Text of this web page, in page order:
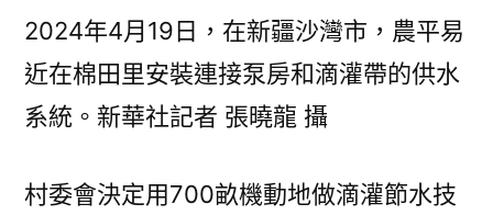
2024年4月19日，在新疆沙灣市，農平易
近在棉田里安裝連接泵房和滴灌帶的供水
系統。新華社記者 張曉龍 攝
村委會決定用700畝機動地做滴灌節水技